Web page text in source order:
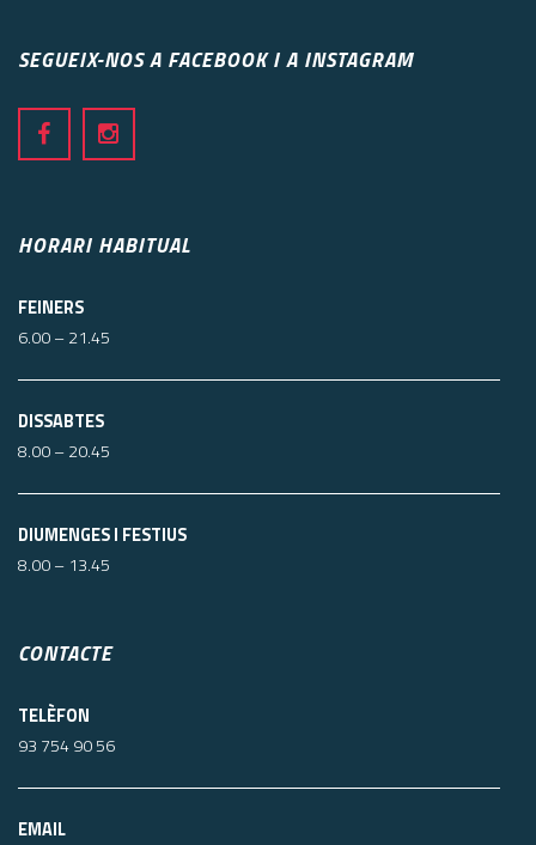
SEGUEIX-NOS A FACEBOOK I A INSTAGRAM
HORARI HABITUAL
FEINERS
6.00 – 21.45
DISSABTES
8.00 – 20.45
DIUMENGES I FESTIUS
8.00 – 13.45
CONTACTE
TELÈFON
93 754 90 56
EMAIL